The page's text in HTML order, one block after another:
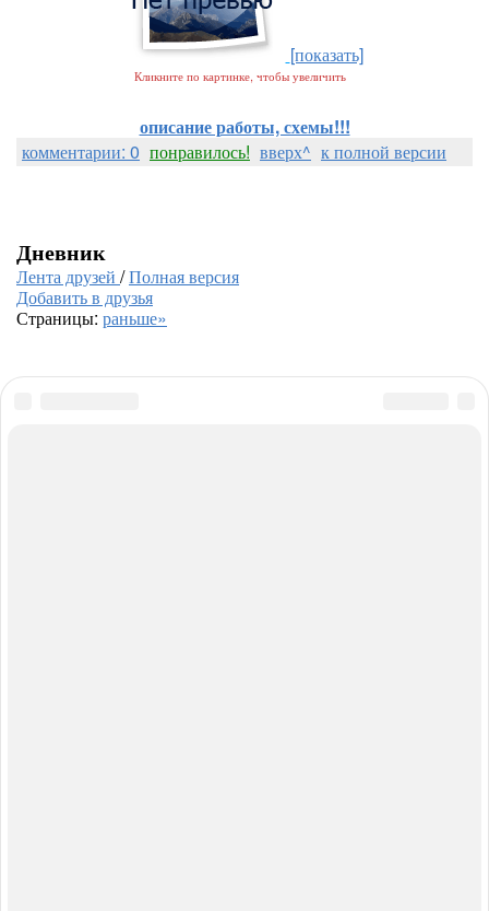
[показать]
Кликните по картинке, чтобы увеличить
описание работы, схемы!!!
комментарии: 0 понравилось! вверх^ к полной версии
Дневник
Лента друзей /Полная версия
Добавить в друзья
Страницы: раньше»